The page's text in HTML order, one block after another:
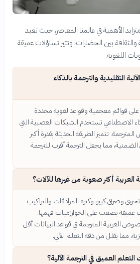
الأهمية في عالمنا المعاصر، حيث تعيد
بين الحضارات، وتثير تساؤلات عميقة
اللغوية.
التقليدية والترجمة بالذكاء
على قوائم معجمية وقواعد لغوية محددة
الاصطناعي تستخدم الشبكات العصبية التي
تتميز الطريقة الحديثة بقدرة أكبر
مما يجعل الترجمة أقرب للترجمة
العربية أكثر صعوبة من غيرها للآلات؟
نحوي وصرفي كبير، وكثرة المرادفات والتراكيب
عميقة يصعب على الخوارزميات فهمها.
العربية المترجمة في قواعد البيانات أقل
مما يقلل من دقة التعلم الآلي.
العميق في الترجمة الآلية؟